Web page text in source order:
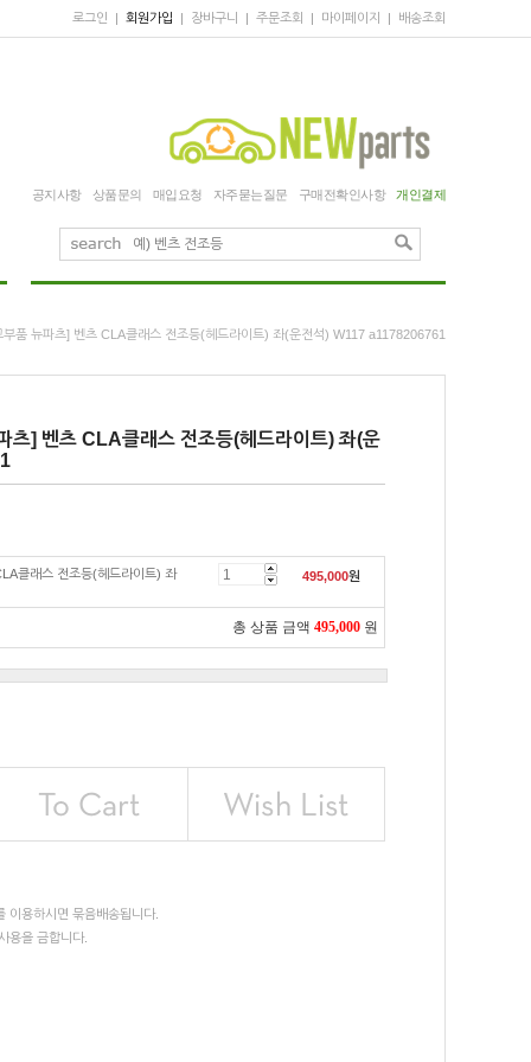
로그인 | 회원가입 | 장바구니 | 주문조회 | 마이페이지 | 배송조회
공지사항
상품문의 매입요청 자주묻는질문 구매전확인사항 개인결제
부품 뉴파츠] 벤츠 CLA클래스 전조등(헤드라이트) 좌(운전석) W117 a1178206761
츠] 벤츠 CLA클래스 전조등(헤드라이트) 좌(운
클래스 전조등(헤드라이트) 좌
495,000원
총 상품 금액 495,000 원
이용하시면 묶음배송됩니다.
용을 금합니다.